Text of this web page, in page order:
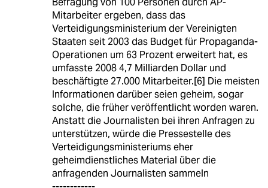
Mitarbeiter ergeben, dass das
Verteidigungsministerium der Vereinigten
Staaten seit 2003 das Budget für Propaganda-
Operationen um 63 Prozent erweitert hat, es
umfasste 2008 4,7 Milliarden Dollar und
beschäftigte 27.000 Mitarbeiter.[6] Die meisten
Informationen darüber seien geheim, sogar
solche, die früher veröffentlicht worden waren.
Anstatt die Journalisten bei ihren Anfragen zu
unterstützen, würde die Pressestelle des
Verteidigungsministeriums eher
geheimdienstliches Material über die
anfragenden Journalisten sammeln